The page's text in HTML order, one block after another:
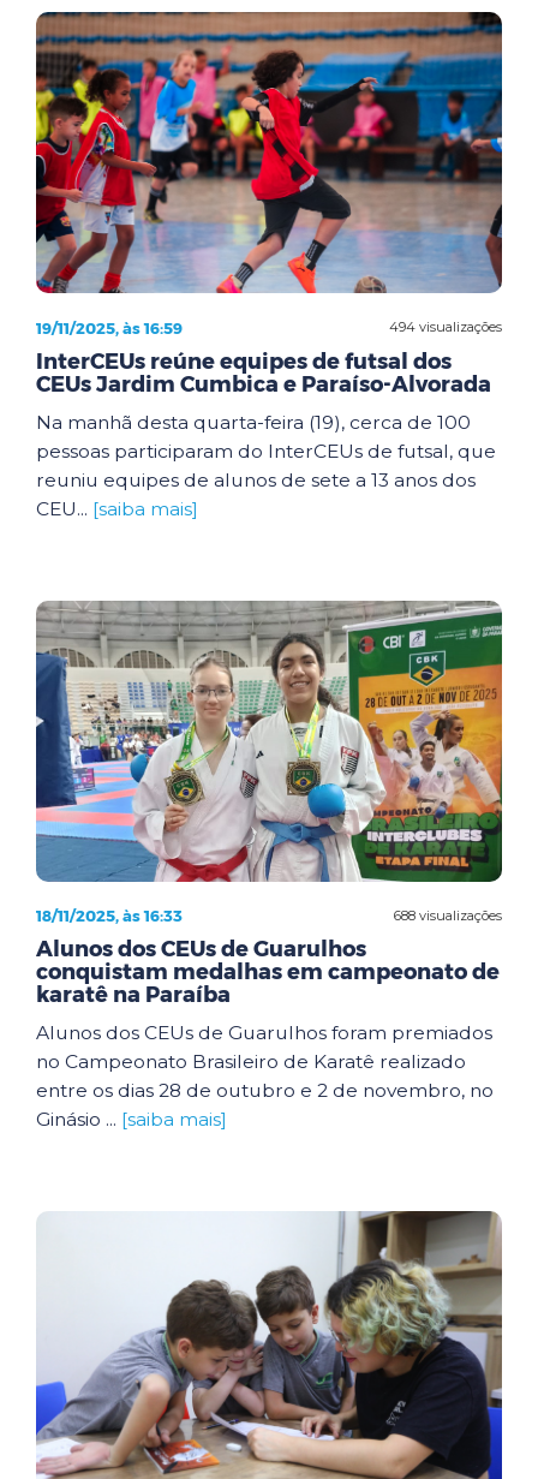
494 visualizações
19/11/2025, às 16:59
InterCEUs reúne equipes de futsal dos
CEUs Jardim Cumbica e Paraíso-Alvorada
Na manhã desta quarta-feira (19), cerca de 100
pessoas participaram do InterCEUs de futsal, que
reuniu equipes de alunos de sete a 13 anos dos
CEU... [saiba mais]
688 visualizações
18/11/2025, às 16:33
Alunos dos CEUs de Guarulhos
conquistam medalhas em campeonato de
karatê na Paraíba
Alunos dos CEUs de Guarulhos foram premiados
no Campeonato Brasileiro de Karatê realizado
entre os dias 28 de outubro e 2 de novembro, no
Ginásio ... [saiba mais]